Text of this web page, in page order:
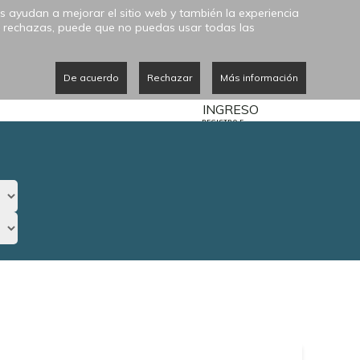
CATÁLOGO
REGISTRO E
MIS COMPRAS
ayudan a mejorar el sitio web y también la experiencia
puede que no puedas usar todas las
Más información
De acuerdo Rechazar